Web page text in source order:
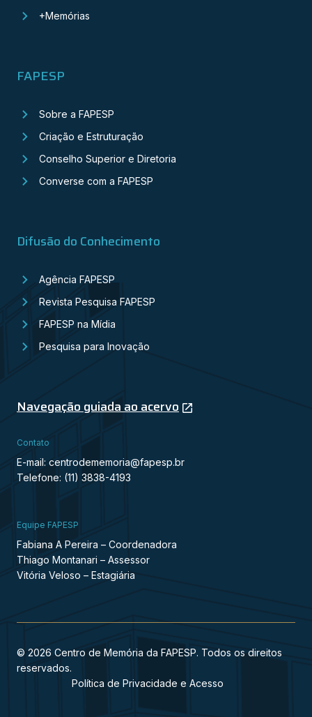
+Memórias
FAPESP
Sobre a FAPESP
Criação e Estruturação
Conselho Superior e Diretoria
Converse com a FAPESP
Difusão do Conhecimento
Agência FAPESP
Revista Pesquisa FAPESP
FAPESP na Mídia
Pesquisa para Inovação
Navegação guiada ao acervo
Contato
E-mail: centrodememoria@fapesp.br
Telefone: (11) 3838-4193
Equipe FAPESP
Fabiana A Pereira – Coordenadora
Thiago Montanari – Assessor
Vitória Veloso – Estagiária
© 2026 Centro de Memória da FAPESP. Todos os direitos
reservados.
Política de Privacidade e Acesso